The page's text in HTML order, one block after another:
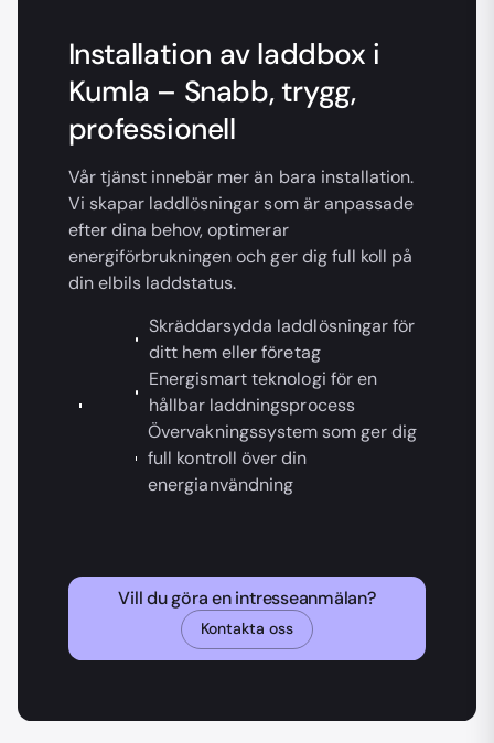
Installation av laddbox i
Kumla – Snabb, trygg,
professionell
Vår tjänst innebär mer än bara installation.
Vi skapar laddlösningar som är anpassade
efter dina behov, optimerar
energiförbrukningen och ger dig full koll på
din elbils laddstatus.
Skräddarsydda laddlösningar för
ditt hem eller företag
Energismart teknologi för en
hållbar laddningsprocess
Övervakningssystem som ger dig
full kontroll över din
energianvändning
Vill du göra en intresseanmälan?
Kontakta oss